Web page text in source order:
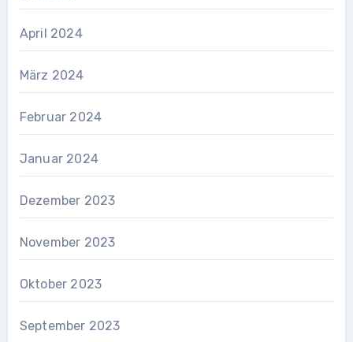
April 2024
März 2024
Februar 2024
Januar 2024
Dezember 2023
November 2023
Oktober 2023
September 2023